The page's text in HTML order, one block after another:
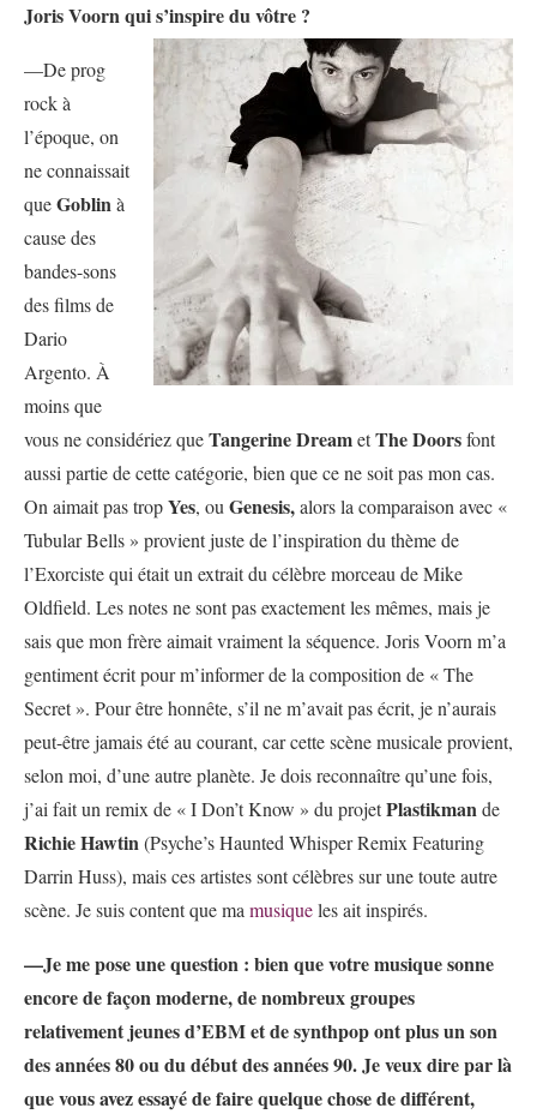
Joris Voorn qui s’inspire du vôtre ?
—De prog
rock à
l’époque, on
ne connaissait
queGoblinà
cause des
bandes-sons
des films de
Dario
Argento. À
moins que
vous ne considériez queTangerine DreametThe Doorsfont
aussi partie de cette catégorie, bien que ce ne soit pas mon cas.
On aimait pas tropYes, ou Genesis,alors la comparaison avec «
Tubular Bells » provient juste de l’inspiration du thème de
l’Exorciste qui était un extrait du célèbre morceau de Mike
Oldfield. Les notes ne sont pas exactement les mêmes, mais je
sais que mon frère aimait vraiment la séquence. Joris Voorn m’a
gentiment écrit pour m’informer de la composition de « The
Secret ». Pour être honnête, s’il ne m’avait pas écrit, je n’aurais
peut-être jamais été au courant, car cette scène musicale provient,
selon moi, d’une autre planète. Je dois reconnaître qu’une fois,
j’ai fait un remix de « I Don’t Know » du projetPlastikmande
Richie Hawtin(Psyche’s Haunted Whisper Remix Featuring
Darrin Huss), mais ces artistes sont célèbres sur une toute autre
scène. Je suis content que ma musiqueles ait inspirés.
—Je me pose une question : bien que votre musique sonne
encore de façon moderne, de nombreux groupes
relativement jeunes d’EBM et de synthpop ont plus un son
des années 80 ou du début des années 90. Je veux dire par là
que vous avez essayé de faire quelque chose de différent,